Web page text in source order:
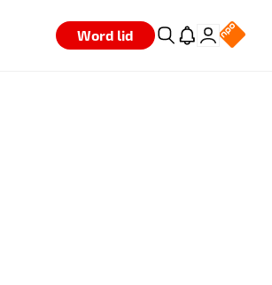
Word lid